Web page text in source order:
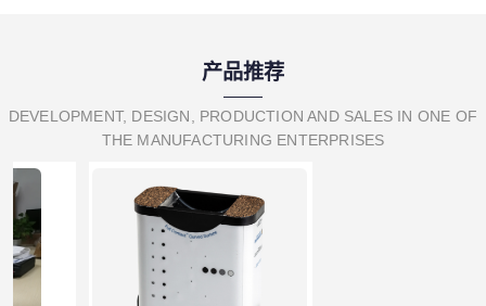
产品推荐
DEVELOPMENT, DESIGN, PRODUCTION AND SALES IN ONE OF
THE MANUFACTURING ENTERPRISES